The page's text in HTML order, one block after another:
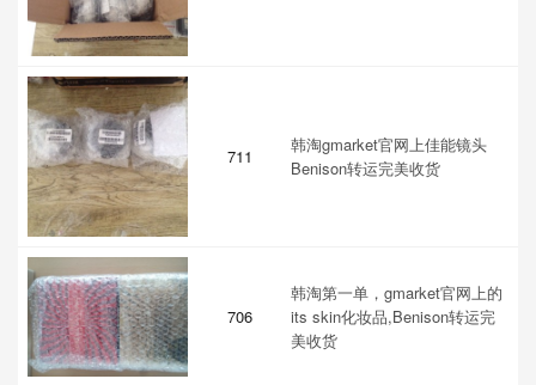
711
韩淘gmarket官网上佳能镜头
Benison转运完美收货
706
韩淘第一单，gmarket官网上的
its skin化妆品,Benison转运完
美收货